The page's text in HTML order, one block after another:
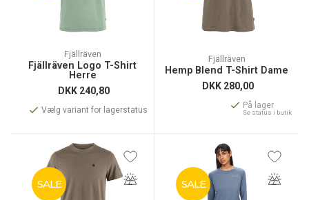
Fjällräven
Fjällräven Logo T-Shirt
Herre
DKK 240,80
Vælg variant for lagerstatus
Fjällräven
Hemp Blend T-Shirt Dame
DKK 280,00
På lager
Se status i butik
SALE SALE